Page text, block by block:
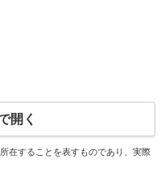
開く
在することを表すものであり、実際